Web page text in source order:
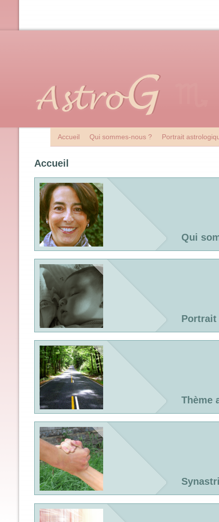
Accueil Qui sommes-nous ? Portrait
Accueil
Qui
Portrait
Thème